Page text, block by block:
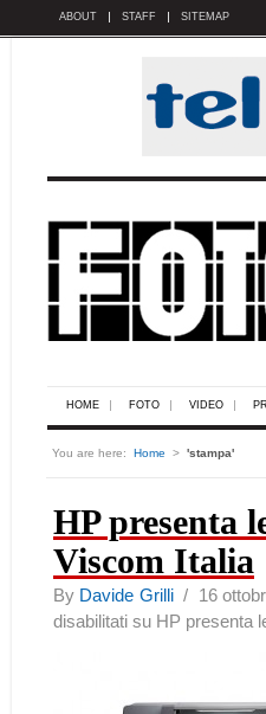
ABOUT STAFF SITEMAP
HOME FOTO VIDEO
You are here: Home > 'stampa'
HP presenta
Viscom Italia
By Davide Grilli/ 16
disabilitati su HP presenta